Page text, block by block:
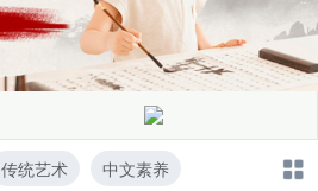
传统艺术 中文素养